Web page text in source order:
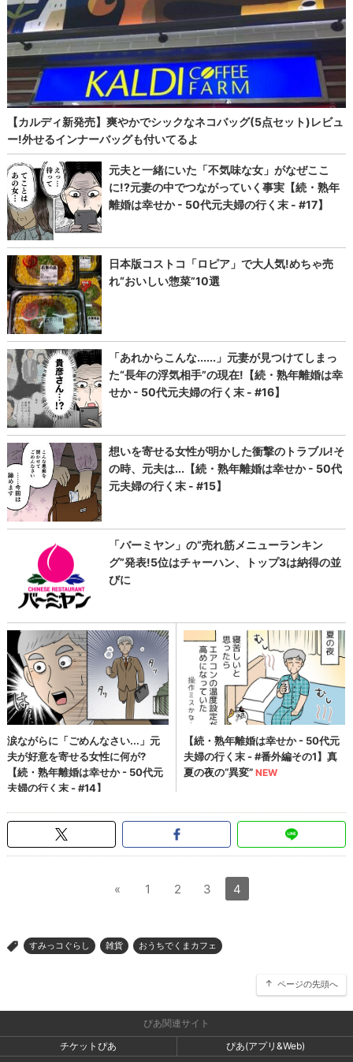
« 1 2 3 4
> すみっコぐらし 雑貨 おうちでくまカフェ
ページの先頭へ
ぴあ関連サイト
チケットぴあ
ぴあ(アプリ&Web)